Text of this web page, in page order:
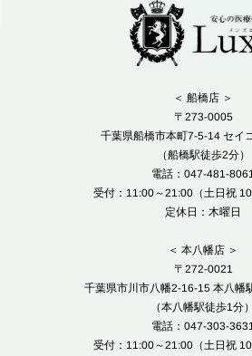
＜ 船橋店 ＞
〒273-0005
千葉県船橋市本町7-5-14 セイ
（船橋駅徒歩2分）
電話：047-481-
受付：11:00～21:00（土日祝
定休日：木曜日
＜ 本八幡店 ＞
〒272-0021
千葉県市川市八幡2-16-15 本八幡
（本八幡駅徒歩1分）
電話：047-303-
受付：11:00～21:00（土日祝